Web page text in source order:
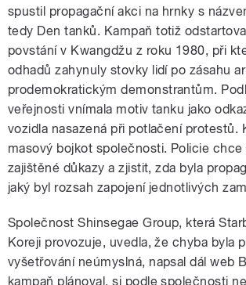
spustil propagační akci na hrnky s
tedy Den tanků. Kampaň totiž
povstání v Kwangdžu z roku 1980, při
odhadů zahynuly stovky lidí po zásahu
prodemokratickým demonstrantům.
veřejnosti vnímala motiv tanku jako
vozidla nasazená při potlačení protestů.
masový bojkot společnosti. Policie chce
zajištěné důkazy a zjistit, zda byla
jaký byl rozsah zapojení jednotlivých
Společnost Shinsegae Group, která
Koreji provozuje, uvedla, že chyba byla
vyšetřování neúmyslná, napsal dál web
kampaň plánoval, si podle společnosti